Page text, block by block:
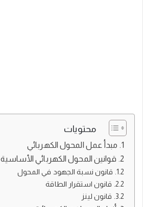
محتويات
مبدأ عمل المحول الكهربائي
قوانين المحول الكهربائي الأساسية
قانون نسبة الجهود في المحول
قانون استقرار الطاقة
قانون لينز